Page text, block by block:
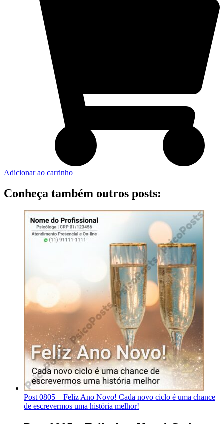
Adicionar ao carrinho
Conheça também outros posts:
Post 0805 – Feliz Ano Novo! Cada novo ciclo é uma chance
de escrevermos uma história melhor!